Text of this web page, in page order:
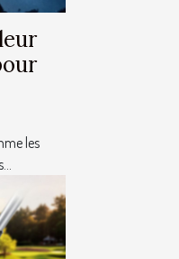
les